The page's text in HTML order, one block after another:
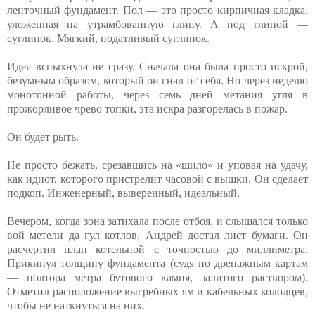
ленточный фундамент. Пол — это просто кирпичная кладка,
уложенная на утрамбованную глину. А под глиной —
суглинок. Мягкий, податливый суглинок.
Идея вспыхнула не сразу. Сначала она была просто искрой,
безумным образом, который он гнал от себя. Но через неделю
монотонной работы, через семь дней метания угля в
прожорливое чрево топки, эта искра разгорелась в пожар.
Он будет рыть.
Не просто бежать, срезавшись на «шило» и уповая на удачу,
как идиот, которого пристрелит часовой с вышки. Он сделает
подкоп. Инженерный, выверенный, идеальный.
Вечером, когда зона затихала после отбоя, и слышался только
вой метели да гул котлов, Андрей достал лист бумаги. Он
расчертил план котельной с точностью до миллиметра.
Прикинул толщину фундамента (судя по дренажным картам
— полтора метра бутового камня, залитого раствором).
Отметил расположение выгребных ям и кабельных колодцев,
чтобы не наткнуться на них.